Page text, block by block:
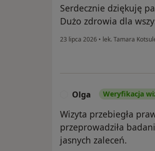
Serdecznie dziękuję
Dużo zdrowia dla
23 lipca 2026 • lek. Tamara
Olga Weryfikacja
Wizyta przebiegła
przeprowadziła
jasnych zaleceń.